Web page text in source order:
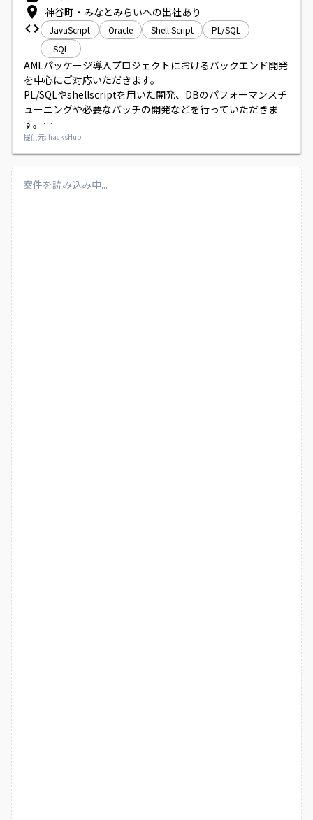
神谷町・みなとみらいへの出社あり
JavaScript Oracle Shell Script
PL/SQL
SQL
AMLパッケージ導入プロジェクトにおけるバックエンド開発
を中心にご対応いただきます。
PL/SQLやshellscriptを用いた開発、DBのパフォーマンスチ
ューニングや必要なバッチの開発などを行っていただきま
す。
設計段階から携わっていただき、リーダーとしてメンバーの
取りまとめもお願いいたします。
提供元: hacksHub
案件を読み込み中...